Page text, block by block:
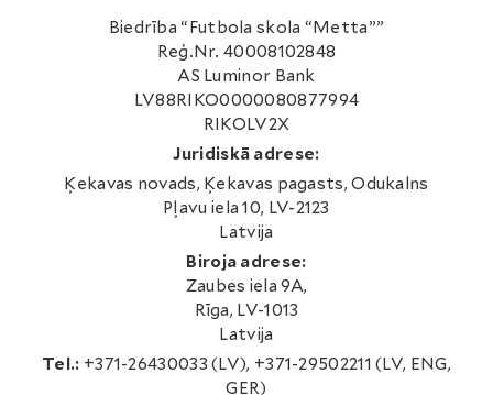
Biedrība “Futbola skola “Metta””
Reģ.Nr. 40008102848
AS Luminor Bank
LV88RIKO0000080877994
RIKOLV2X
Juridiskā adrese:
Ķekavas novads, Ķekavas pagasts, Odukalns
Pļavu iela 10, LV-2123
Latvija
Biroja adrese:
Zaubes iela 9A,
Rīga, LV-1013
Latvija
Tel.: +371-26430033 (LV), +371-29502211 (LV, ENG,
GER)